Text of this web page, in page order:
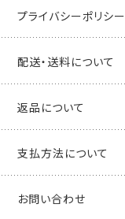
プライバシーポリシー
配送・送料について
返品について
支払方法について
お問い合わせ